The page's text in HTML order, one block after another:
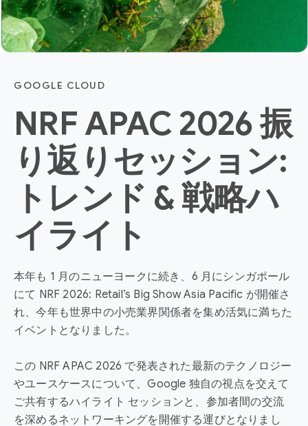
GOOGLE CLOUD
NRF APAC 2026 振
り返りセッション:
トレンド & 戦略ハ
イライト
本年も 1 月のニューヨークに続き、6 月にシンガポール
にて NRF 2026: Retail’s Big Show Asia Pacific が開催さ
れ、今年も世界中の小売業界関係者を集め活気に満ちた
イベントとなりました。
この NRF APAC 2026 で発表された最新のテクノロジー
やユースケースについて、Google 独自の視点を交えて
ご共有するハイライト セッションと、参加者間の交流
を深めるネットワーキングを開催する運びとなりまし